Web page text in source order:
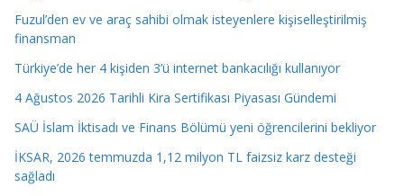
Fuzul’den ev ve araç sahibi olmak isteyenlere kişiselleştirilmiş
finansman
Türkiye’de her 4 kişiden 3’ü internet bankacılığı kullanıyor
4 Ağustos 2026 Tarihli Kira Sertifikası Piyasası Gündemi
SAÜ İslam İktisadı ve Finans Bölümü yeni öğrencilerini bekliyor
İKSAR, 2026 temmuzda 1,12 milyon TL faizsiz karz desteği
sağladı